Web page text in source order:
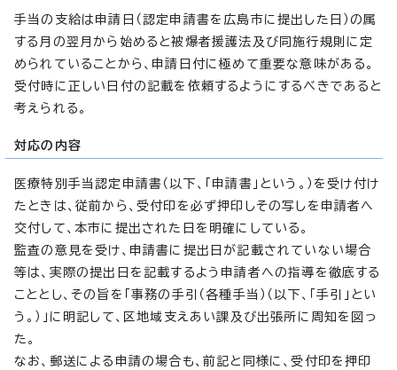
手当の支給は申請日（認定申請書を広島市に提出した日）の属
する月の翌月から始めると被爆者援護法及び同施行規則に定
められていることから、申請日付に極めて重要な意味がある。
受付時に正しい日付の記載を依頼するようにするべきであると
考えられる。
対応の内容
医療特別手当認定申請書（以下、「申請書」という。）を受け付け
たときは、従前から、受付印を必ず押印しその写しを申請者へ
交付して、本市に提出された日を明確にしている。
監査の意見を受け、申請書に提出日が記載されていない場合
等は、実際の提出日を記載するよう申請者への指導を徹底する
こととし、その旨を「事務の手引（各種手当）（以下、「手引」とい
う。）」に明記して、区地域支えあい課及び出張所に周知を図っ
た。
なお、郵送による申請の場合も、前記と同様に、受付印を押印